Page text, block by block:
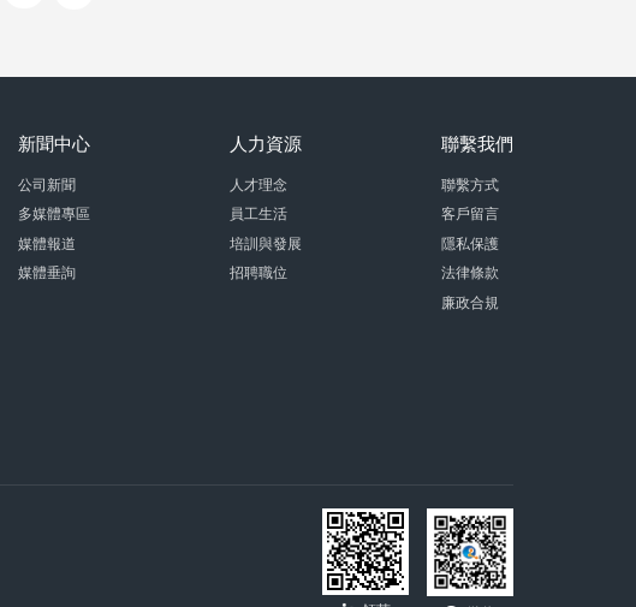
新聞中心
公司新聞
多媒體專區
媒體報道
媒體垂詢
人力資源
人才理念
員工生活
培訓與發展
招聘職位
聯繫我們
聯繫方式
客戶留言
隱私保護
法律條款
廉政合規